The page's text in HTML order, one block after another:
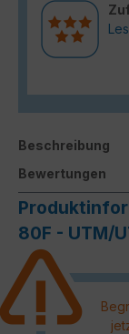
Beschreibung
Bewertungen
80F - UTM/